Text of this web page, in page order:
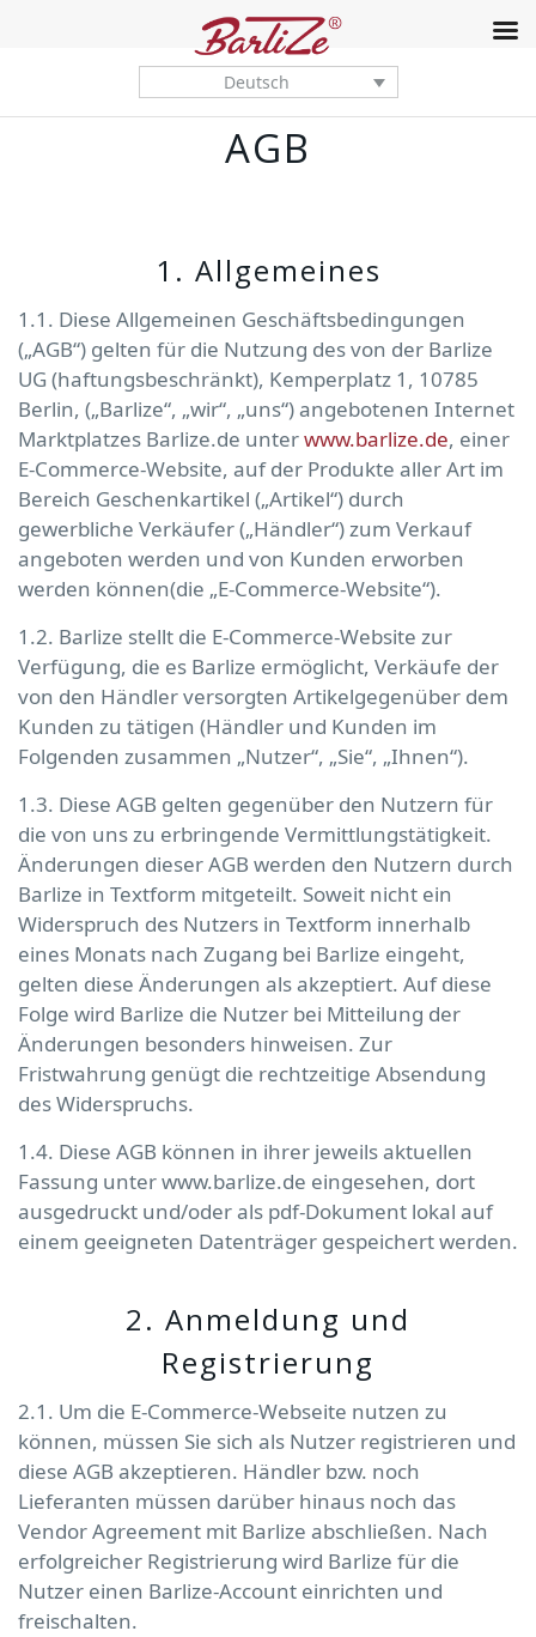
Deutsch
AGB
1. Allgemeines
1.1. Diese Allgemeinen Geschäftsbedingungen
(„AGB“) gelten für die Nutzung des von der Barlize
UG (haftungsbeschränkt), Kemperplatz 1, 10785
Berlin, („Barlize“, „wir“, „uns“) angebotenen Internet
Marktplatzes Barlize.de unterwww.barlize.de, einer
E-Commerce-Website, auf der Produkte aller Art im
Bereich Geschenkartikel („Artikel“) durch
gewerbliche Verkäufer („Händler“) zum Verkauf
angeboten werden und von Kunden erworben
werden können(die „E-Commerce-Website“).
1.2. Barlize stellt die E-Commerce-Website zur
Verfügung, die es Barlize ermöglicht, Verkäufe der
von den Händler versorgten Artikelgegenüber dem
Kunden zu tätigen (Händler und Kunden im
Folgenden zusammen „Nutzer“, „Sie“, „Ihnen“).
1.3. Diese AGB gelten gegenüber den Nutzern für
die von uns zu erbringende Vermittlungstätigkeit.
Änderungen dieser AGB werden den Nutzern durch
Barlize in Textform mitgeteilt. Soweit nicht ein
Widerspruch des Nutzers in Textform innerhalb
eines Monats nach Zugang bei Barlize eingeht,
gelten diese Änderungen als akzeptiert. Auf diese
Folge wird Barlize die Nutzer bei Mitteilung der
Änderungen besonders hinweisen. Zur
Fristwahrung genügt die rechtzeitige Absendung
des Widerspruchs.
1.4. Diese AGB können in ihrer jeweils aktuellen
Fassung unter www.barlize.de eingesehen, dort
ausgedruckt und/oder als pdf-Dokument lokal auf
einem geeigneten Datenträger gespeichert werden.
2. Anmeldung und
Registrierung
2.1. Um die E-Commerce-Webseite nutzen zu
können, müssen Sie sich als Nutzer registrieren und
diese AGB akzeptieren. Händler bzw. noch
Lieferanten müssen darüber hinaus noch das
Vendor Agreement mit Barlize abschließen. Nach
erfolgreicher Registrierung wird Barlize für die
Nutzer einen Barlize-Account einrichten und
freischalten.